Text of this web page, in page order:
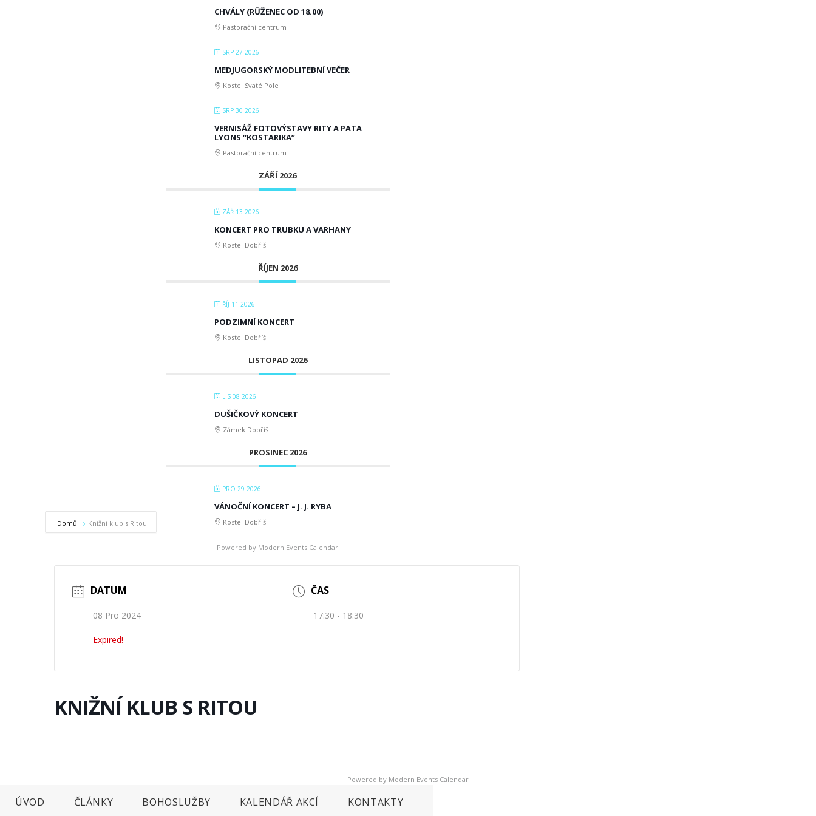
Domů Knižní klub s Ritou
CHVÁLY (RŮŽENEC OD 18.00)
Pastorační centrum
SRP 27 2026
MEDJUGORSKÝ MODLITEBNÍ VEČER
Kostel Svaté Pole
SRP 30 2026
VERNISÁŽ FOTOVÝSTAVY RITY A PATA
LYONS “KOSTARIKA”
Pastorační centrum
ZÁŘÍ 2026
ZÁŘ 13 2026
KONCERT PRO TRUBKU A VARHANY
Kostel Dobříš
ŘÍJEN 2026
ŘÍJ 11 2026
PODZIMNÍ KONCERT
Kostel Dobříš
LISTOPAD 2026
LIS 08 2026
DUŠIČKOVÝ KONCERT
Zámek Dobříš
PROSINEC 2026
PRO 29 2026
VÁNOČNÍ KONCERT – J. J. RYBA
Kostel Dobříš
Powered by Modern Events Calendar
DATUM
08 Pro 2024
Expired!
ČAS
17:30 - 18:30
KNIŽNÍ KLUB S RITOU
Powered by Modern Events Calendar
ÚVOD ČLÁNKY BOHOSLUŽBY KALENDÁŘ AKCÍ KONTAKTY